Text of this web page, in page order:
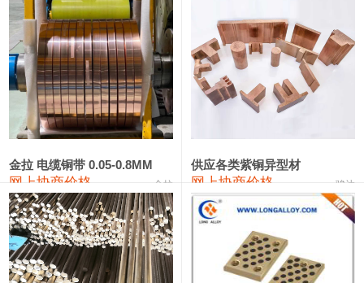
漆包线 111,970—115,970 113,970
磷铜合金 110,800—117,600 114,200 400
无氧铜丝(硬) 109,710—110,010 109,860
R410A专用紫铜管 113,700—113,700
铸造铝合金锭(A380） 26,300—26,500 26,400 100
铝合金ADC12 24,200—24,400 100
铸造铝合金锭(ZL102) 24,300—24,500 24,400
金拉 电缆铜带 0.05-0.8MM
网上协商价格 金拉
供应各类紫铜异型材
网上协商价格 骏达